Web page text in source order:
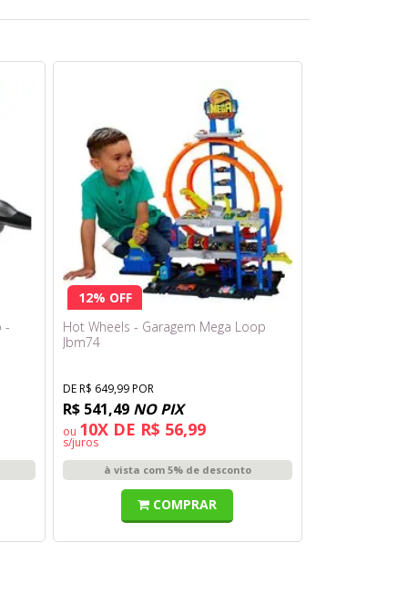
-
12% OFF
Hot Wheels - Garagem Mega Loop
Jbm74
DE R$ 649,99 POR
R$ 541,49 NO PIX
ou 10X DE R$ 56,99
s/juros
à vista com 5% de desconto
COMPRAR